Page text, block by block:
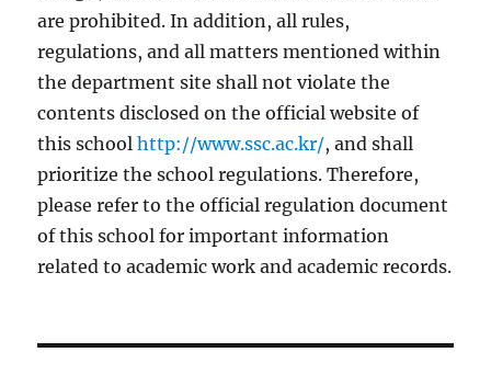
are prohibited. In addition, all rules,
regulations, and all matters mentioned within
the department site shall not violate the
contents disclosed on the official website of
this schoolhttp://www.ssc.ac.kr/, and shall
prioritize the school regulations. Therefore,
please refer to the official regulation document
of this school for important information
related to academic work and academic records.